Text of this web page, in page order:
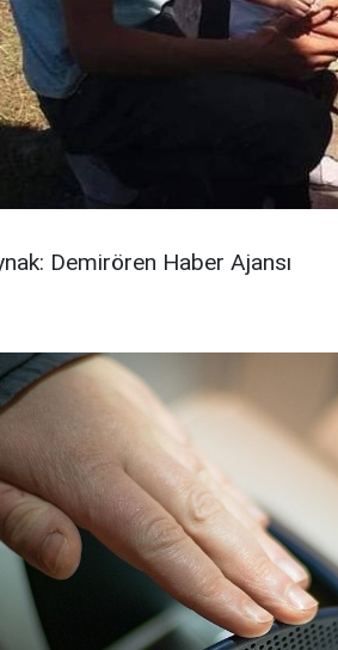
Demirören Haber Ajansı